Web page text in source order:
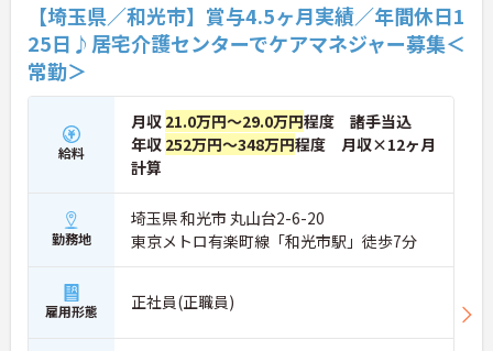
【埼玉県／和光市】賞与4.5ヶ月実績／年間休日1
25日♪居宅介護センターでケアマネジャー募集＜
常勤＞
給料
月収 21.0万円～29.0万円程度 諸手当込
年収 252万円～348万円程度 月収×12ヶ月
計算
勤務地
埼玉県 和光市 丸山台2-6-20
東京メトロ有楽町線「和光市駅」徒歩7分
雇用形態 正社員(正職員)